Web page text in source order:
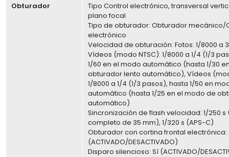
Obturador
Tipo Control electrónico, transversal
plano focal
Tipo de obturador: Obturador mecánico/
electrónico
Velocidad de obturación: Fotos: 1/8000 a
Vídeos (modo NTSC): 1/8000 a 1/4 (1/3
1/60 en el modo automático (hasta 1/30
obturador lento automático), Vídeos
1/8000 a 1/4 (1/3 pasos), hasta 1/50 en
automático (hasta 1/25 en el modo de
automático)
Sincronización de flash velocidad: 1/250
completo de 35 mm), 1/320 s (APS-C)
Obturador con cortina frontal electrónica:
(ACTIVADO/DESACTIVADO)
Disparo silencioso: Sí (ACTIVADO/